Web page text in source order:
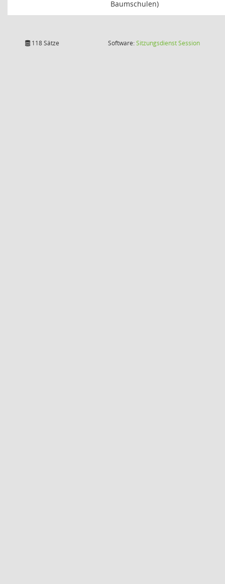
Baumschulen)
118 Sätze Software:SitzungsdienstSession(Wird in